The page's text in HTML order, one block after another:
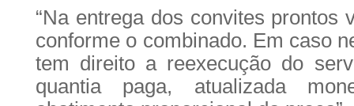
“Na entrega dos convites prontos
conforme o combinado. Em caso
tem direito a reexecução do
quantia paga, atualizada